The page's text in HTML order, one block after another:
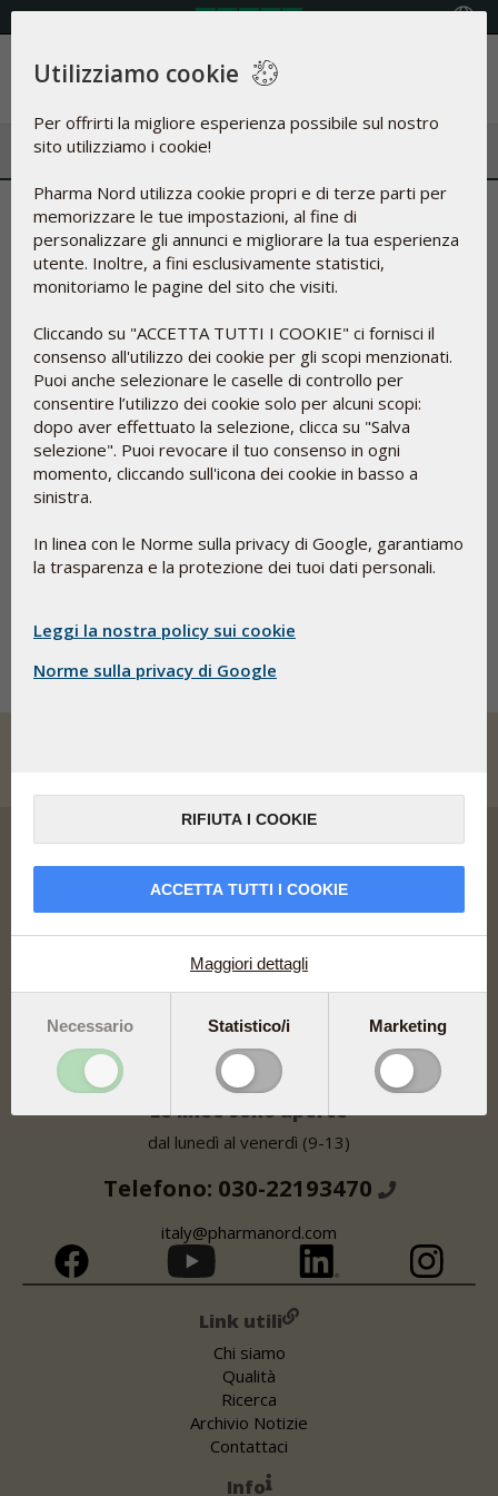
Menu
Pharma Nord domina il mercato
olandese dei prodotti
dimagranti - 14.02.2008
Per il secondo anno consecutivo, BioAttivo™ CLA+Tè Verde
conquista lo status di leader di mercato in Olanda. In un
articolo pubblicato dalla rivista del settore farmaceutico
Lijfblad, la ricerca di mercato fatta da IMS Health piazza
BioAttivo™ CLA+Tè Verde alla testa dei dimagranti con un
12,5% di quota di mercato, molto al di sopra dei concorrenti
più prossimi che si accontentano di quote intorno al 5% e
BioAttivo™ CLA+Tè Verde è stato introdotto sul mercato
olandese solo 2 anni fa, ed è diventato rapidamente
del prodotto.
Pharma Nord sviluppa, produce e commercializza
integratori alimentari, rimedi erboristici e farmaci dalle
salde basi scientifiche, con biodisponibilità, sicurezza e
Pharma Nord Srl
Via Cipro 1
25124 Brescia (BS)
Le linee sono aperte
dal lunedì al venerdì (9-13)
Telefono: 030-22193470
italy@pharmanord.com
Link utili
Chi siamo
Qualità
Ricerca
Archivio Notizie
Contattaci
Info
Utilizziamo cookie
Per offrirti la migliore esperienza possibile sul nostro
sito utilizziamo i cookie!
Pharma Nord utilizza cookie propri e di terze parti per
memorizzare le tue impostazioni, al fine di
personalizzare gli annunci e migliorare la tua esperienza
utente. Inoltre, a fini esclusivamente statistici,
monitoriamo le pagine del sito che visiti.
Cliccando su "ACCETTA TUTTI I COOKIE" ci fornisci il
consenso all'utilizzo dei cookie per gli scopi menzionati.
Puoi anche selezionare le caselle di controllo per
consentire l’utilizzo dei cookie solo per alcuni scopi:
dopo aver effettuato la selezione, clicca su "Salva
selezione". Puoi revocare il tuo consenso in ogni
momento, cliccando sull'icona dei cookie in basso a
sinistra.
In linea con le Norme sulla privacy di Google, garantiamo
la trasparenza e la protezione dei tuoi dati personali.
Leggi la nostra policy sui cookie
Norme sulla privacy di Google
RIFIUTA I COOKIE
ACCETTA TUTTI I COOKIE
Maggiori dettagli
Necessario Statistico/i Marketing